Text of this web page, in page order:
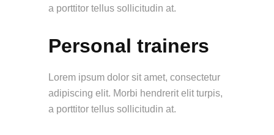
a porttitor tellus sollicitudin at.
Personal trainers
Lorem ipsum dolor sit amet, consectetur
adipiscing elit. Morbi hendrerit elit turpis,
a porttitor tellus sollicitudin at.